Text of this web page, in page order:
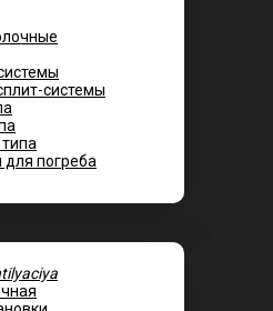
системы
погреба